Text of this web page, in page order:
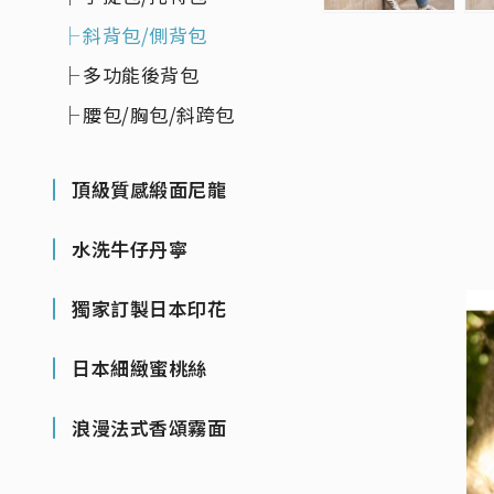
斜背包/側背包
多功能後背包
腰包/胸包/斜跨包
頂級質感緞面尼龍
水洗牛仔丹寧
獨家訂製日本印花
日本細緻蜜桃絲
浪漫法式香頌霧面